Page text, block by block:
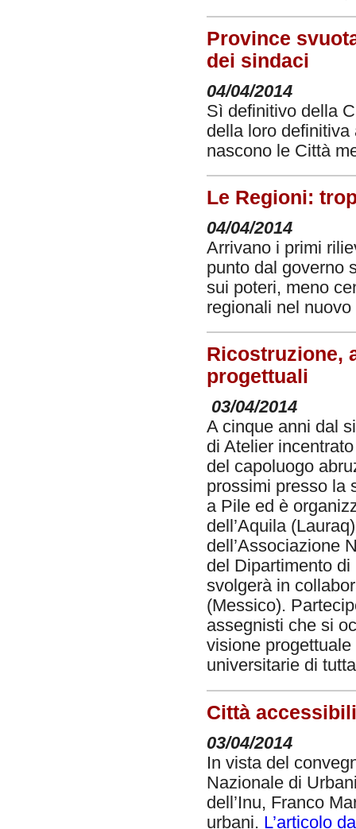
Province
dei sindaci
04/04/2014
Sì definitivo della
della loro
nascono le Città
Le Regioni:
04/04/2014
Arrivano i primi
punto dal governo
sui poteri, meno
regionali nel
Ricostruzione,
progettuali
03/04/2014
A cinque anni dal
di Atelier
del capoluogo
prossimi presso la
a Pile ed è
dell’Aquila
dell’Associazione
del Dipartimento
svolgerà in
(Messico).
assegnisti che si
visione
universitarie di
Città
03/04/2014
In vista del
Nazionale di
dell’Inu, Franco
urbani. L’articolo